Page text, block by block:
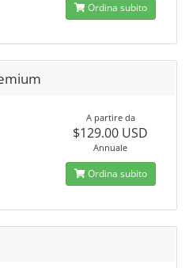
Ordina subito
A partire da
$129.00 USD
Annuale
Ordina subito